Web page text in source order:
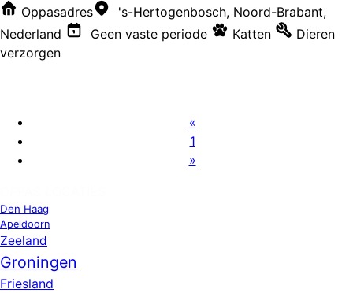
Oppasadres
's-Hertogenbosch, Noord-Brabant,
Nederland
Geen vaste periode Katten
Dieren
verzorgen
«
1
»
Den Haag
Apeldoorn
Zeeland
Groningen
Friesland